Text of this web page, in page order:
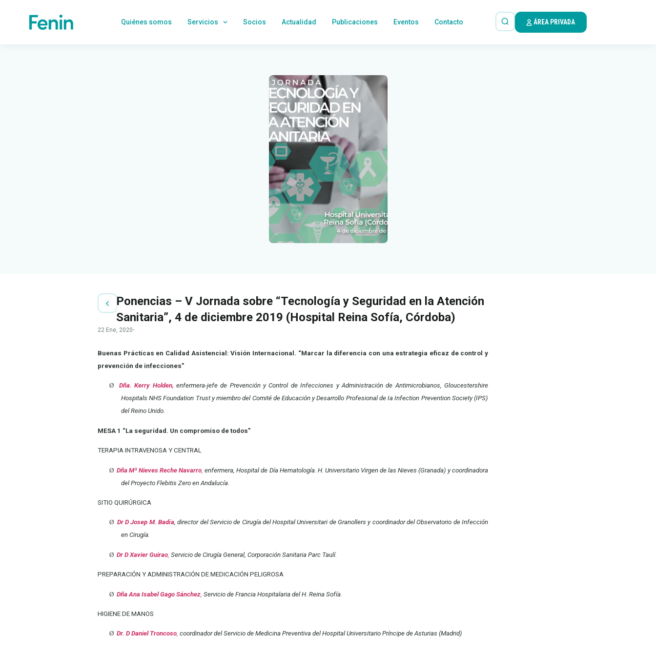
Quiénes somos Servicios Socios Actualidad Publicaciones Eventos Contacto ÁREA PRIVADA
Ponencias – V Jornada sobre “Tecnología y Seguridad en la Atención
Sanitaria”, 4 de diciembre 2019 (Hospital Reina Sofía, Córdoba)
22 Ene, 2020·
Buenas Prácticas en Calidad Asistencial: Visión Internacional. “Marcar la diferencia con una estrategia eficaz de control y
prevención de infecciones”
Ø Dña. Kerry Holden, enfermera-jefe de Prevención y Control de Infecciones y Administración de Antimicrobianos, Gloucestershire
Hospitals NHS Foundation Trust y miembro del Comité de Educación y Desarrollo Profesional de Ia Infection Prevention Society (IPS)
del Reino Unido.
MESA 1 “La seguridad. Un compromiso de todos”
TERAPIA INTRAVENOSA Y CENTRAL
Ø Dña Mª Nieves Reche Navarro enfermera, Hospital de Día Hematología. H. Universitario Virgen de las Nieves (Granada) y coordinadora
del Proyecto Flebitis Zero en Andalucía.
SITIO QUIRÚRGICA
Ø Dr D Josep M. Badía, director del Servicio de Cirugía del Hospital Universitari de Granollers y coordinador del Observatorio de Infección
en Cirugía.
Ø Dr D Xavier Guirao Servicio de Cirugía General, Corporación Sanitaria Parc Taulí.
PREPARACIÓN Y ADMINISTRACIÓN DE MEDICACIÓN PELIGROSA
Ø Dña Ana Isabel Gago Sánchez Servicio de Francia Hospitalaria del H. Reina Sofía.
HIGIENE DE MANOS
Ø Dr. D Daniel Troncoso, coordinador del Servicio de Medicina Preventiva del Hospital Universitario Príncipe de Asturias (Madrid)